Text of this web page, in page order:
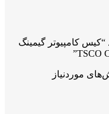
کامپیوتر گیمینگ
موردنیاز